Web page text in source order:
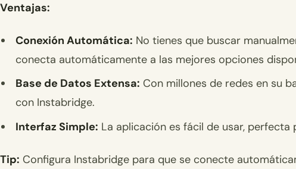
Ventajas:
Conexión Automática: No tienes que buscar
conecta automáticamente a las mejores opciones
Base de Datos Extensa: Con millones de redes en su
con Instabridge.
Interfaz Simple: La aplicación es fácil de usar,
Tip: Configura Instabridge para que se conecte